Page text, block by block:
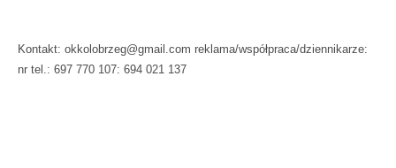
Kontakt: okkolobrzeg@gmail.com reklama/współpraca/dziennikarze:
nr tel.: 697 770 107: 694 021 137